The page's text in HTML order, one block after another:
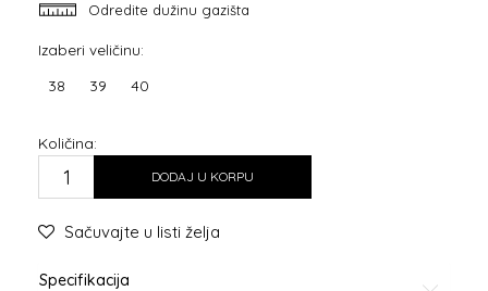
Odredite dužinu gazišta
Izaberi veličinu:
38 39 40
Količina:
DODAJ U KORPU
Sačuvajte u listi želja
Specifikacija